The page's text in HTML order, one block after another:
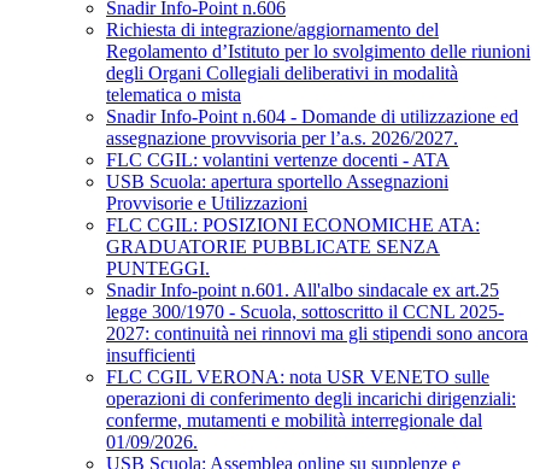
Snadir Info-Point n.606
Richiesta di integrazione/aggiornamento del
Regolamento d’Istituto per lo svolgimento delle riunioni
degli Organi Collegiali deliberativi in modalità
telematica o mista
Snadir Info-Point n.604 - Domande di utilizzazione ed
assegnazione provvisoria per l’a.s. 2026/2027.
FLC CGIL: volantini vertenze docenti - ATA
USB Scuola: apertura sportello Assegnazioni
Provvisorie e Utilizzazioni
FLC CGIL: POSIZIONI ECONOMICHE ATA:
GRADUATORIE PUBBLICATE SENZA
PUNTEGGI.
Snadir Info-point n.601. All'albo sindacale ex art.25
legge 300/1970 - Scuola, sottoscritto il CCNL 2025-
2027: continuità nei rinnovi ma gli stipendi sono ancora
insufficienti
FLC CGIL VERONA: nota USR VENETO sulle
operazioni di conferimento degli incarichi dirigenziali:
conferme, mutamenti e mobilità interregionale dal
01/09/2026.
USB Scuola: Assemblea online su supplenze e